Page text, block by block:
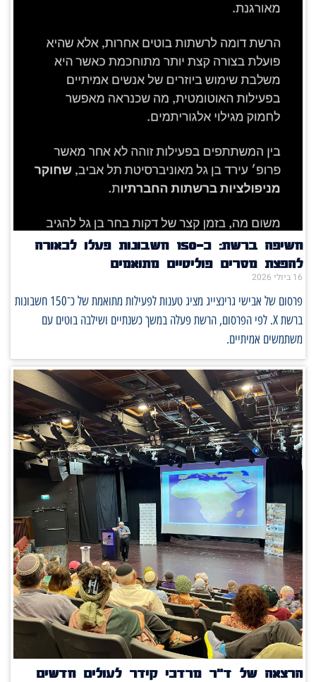
חשיפה ברשת: כ־150 חשבונות פעלו לכאורה
להפצת מסרים פוליטיים מתואמים
16 ביולי 2026
פרסום של אבישי גרינצייג מציג טענות לפעילות מתואמת של כ־150 חשבונות
ברשת X. לפי הפרסום, הרשת פעלה במשך כשנתיים ושילבה בוטים עם
משתמשים אמיתיים.
הרצאה של ד"ר מרדכי קידר לעולים חדשים